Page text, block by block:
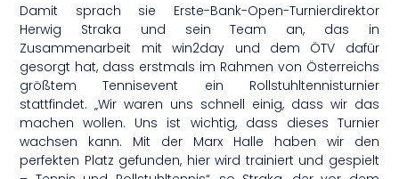
Damit sprach sie Erste-Bank-Open-Turnierdirektor
Herwig Straka und sein Team an, das in
Zusammenarbeit mit win2day und dem ÖTV dafür
gesorgt hat, dass erstmals im Rahmen von Österreichs
größtem Tennisevent ein Rollstuhltennisturnier
stattfindet. „Wir waren uns schnell einig, dass wir das
machen wollen. Uns ist wichtig, dass dieses Turnier
wachsen kann. Mit der Marx Halle haben wir den
perfekten Platz gefunden, hier wird trainiert und gespielt